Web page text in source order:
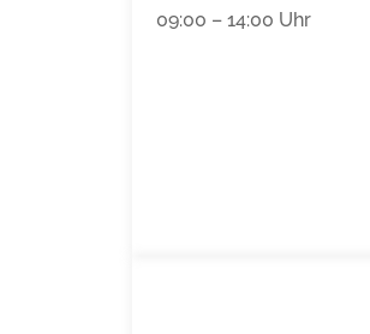
09:00 – 14:00 Uhr